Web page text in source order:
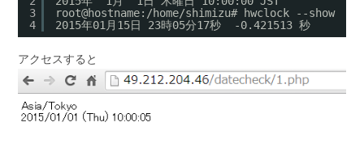
3
4
root@hostname:/home/shimizu# hwclock --show
2015年01月15日 23時05分17秒  -0.421513 秒
アクセスすると